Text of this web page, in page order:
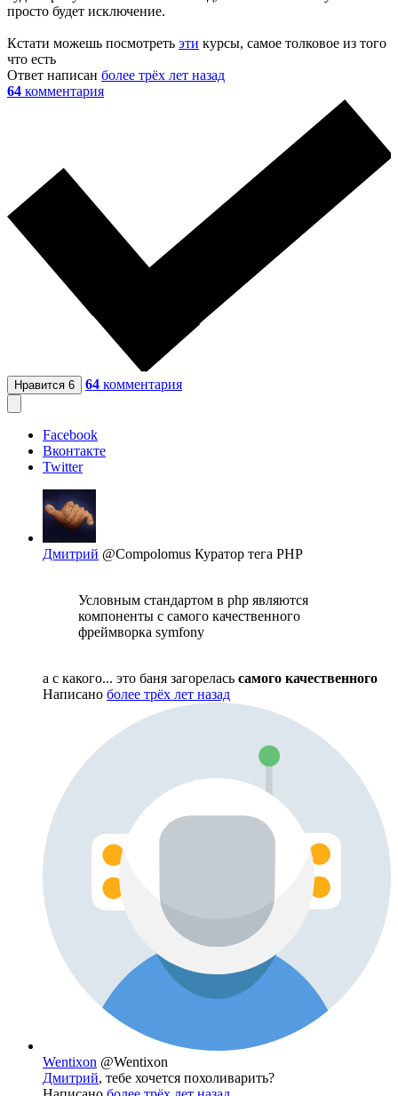
просто будет исключение.
Кстати можешь посмотреть эти курсы, самое толковое из того
что есть
Ответ написан более трёх лет назад
64 комментария
Нравится 6 64 комментария
Facebook
Вконтакте
Twitter
Дмитрий @Compolomus Куратор тега PHP
Условным стандартом в php являются
компоненты с самого качественного
фреймворка symfony
а с какого... это баня загорелась самого качественного
Написано более трёх лет назад
Wentixon @Wentixon
Дмитрий, тебе хочется похоливарить?